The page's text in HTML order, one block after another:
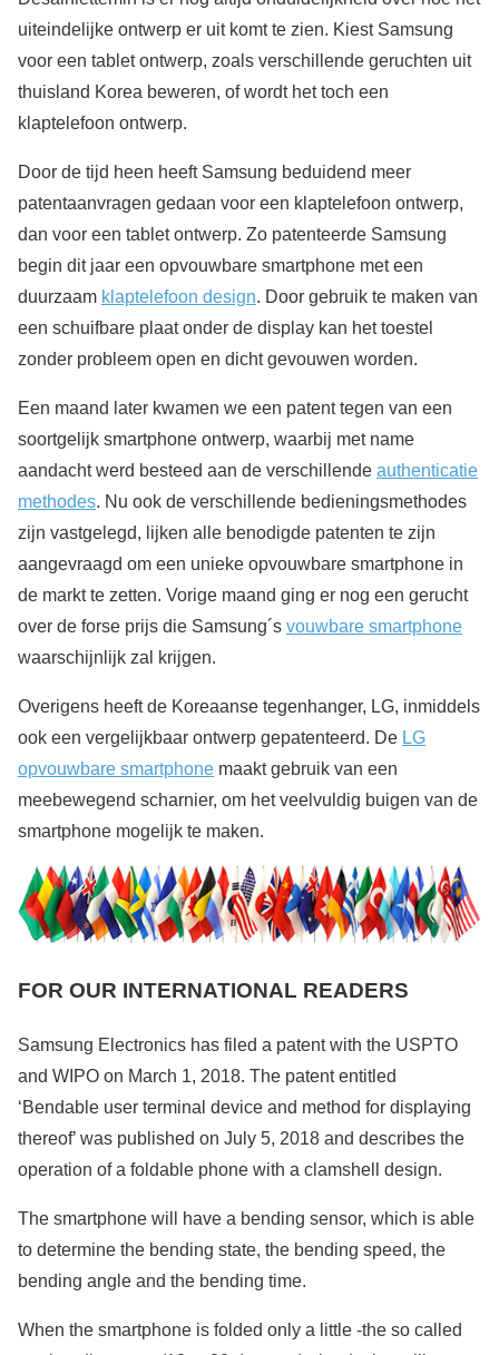
uiteindelijke ontwerp er uit komt te zien. Kiest Samsung
voor een tablet ontwerp, zoals verschillende geruchten uit
thuisland Korea beweren, of wordt het toch een
klaptelefoon ontwerp.
Door de tijd heen heeft Samsung beduidend meer
patentaanvragen gedaan voor een klaptelefoon ontwerp,
dan voor een tablet ontwerp. Zo patenteerde Samsung
begin dit jaar een opvouwbare smartphone met een
duurzaam klaptelefoon design. Door gebruik te maken van
een schuifbare plaat onder de display kan het toestel
zonder probleem open en dicht gevouwen worden.
Een maand later kwamen we een patent tegen van een
soortgelijk smartphone ontwerp, waarbij met name
aandacht werd besteed aan de verschillende authenticatie
methodes. Nu ook de verschillende bedieningsmethodes
zijn vastgelegd, lijken alle benodigde patenten te zijn
aangevraagd om een unieke opvouwbare smartphone in
de markt te zetten. Vorige maand ging er nog een gerucht
over de forse prijs die Samsung´s vouwbare smartphone
waarschijnlijk zal krijgen.
Overigens heeft de Koreaanse tegenhanger, LG, inmiddels
ook een vergelijkbaar ontwerp gepatenteerd. De LG
opvouwbare smartphone maakt gebruik van een
meebewegend scharnier, om het veelvuldig buigen van de
smartphone mogelijk te maken.
FOR OUR INTERNATIONAL READERS
Samsung Electronics has filed a patent with the USPTO
and WIPO on March 1, 2018. The patent entitled
‘Bendable user terminal device and method for displaying
thereof’ was published on July 5, 2018 and describes the
operation of a foldable phone with a clamshell design.
The smartphone will have a bending sensor, which is able
to determine the bending state, the bending speed, the
bending angle and the bending time.
When the smartphone is folded only a little -the so called